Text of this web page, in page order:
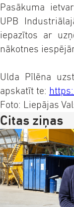
Pasākuma
UPB
iepazītos ar
nākotnes
Ulda Pīlēna
apskatīt te:
Foto: Liepājas
Citas ziņas